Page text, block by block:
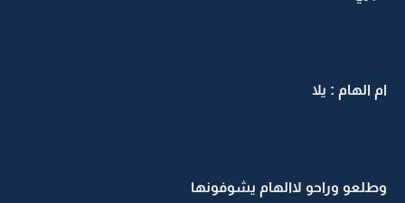
ام الهام : يلا
وطلعو وراحو لاالهام يشوفونها